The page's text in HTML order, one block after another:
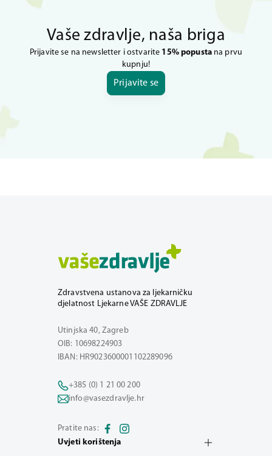
Vaše zdravlje, naša briga
Prijavite se na newsletter i ostvarite 15% popustana prvu
kupnju!
Prijavite se
Zdravstvena ustanova za ljekarničku
djelatnost Ljekarne VAŠE ZDRAVLJE
Utinjska 40, Zagreb
OIB: 10698224903
IBAN: HR9023600001102289096
+385 (0) 1 21 00 200
info@vasezdravlje.hr
Pratite nas:
Uvjeti korištenja